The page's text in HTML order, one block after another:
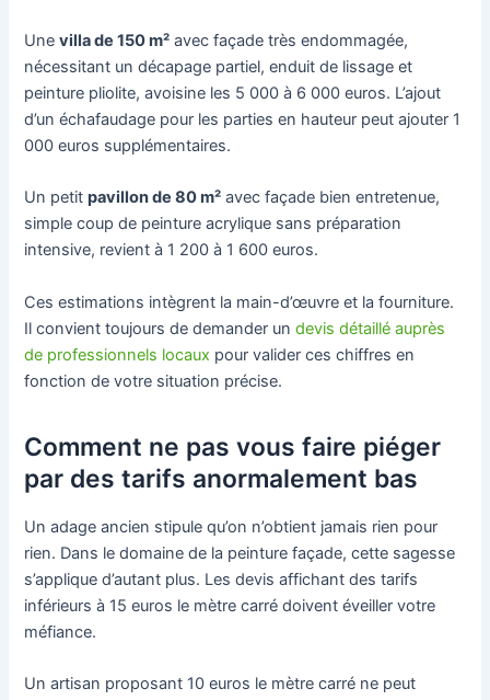
Unevilla de 150 m² avec façade très endommagée,
nécessitant un décapage partiel, enduit de lissage et
peinture pliolite, avoisine les 5 000 à 6 000 euros. L’ajout
d’un échafaudage pour les parties en hauteur peut ajouter 1
000 euros supplémentaires.
Un petitpavillon de 80 m² avec façade bien entretenue,
simple coup de peinture acrylique sans préparation
intensive, revient à 1 200 à 1 600 euros.
Ces estimations intègrent la main-d’œuvre et la fourniture.
Il convient toujours de demander undevis détaillé auprès
de professionnels locaux pour valider ces chiffres en
fonction de votre situation précise.
Comment ne pas vous faire piéger
par des tarifs anormalement bas
Un adage ancien stipule qu’on n’obtient jamais rien pour
rien. Dans le domaine de la peinture façade, cette sagesse
s’applique d’autant plus. Les devis affichant des tarifs
inférieurs à 15 euros le mètre carré doivent éveiller votre
méfiance.
Un artisan proposant 10 euros le mètre carré ne peut